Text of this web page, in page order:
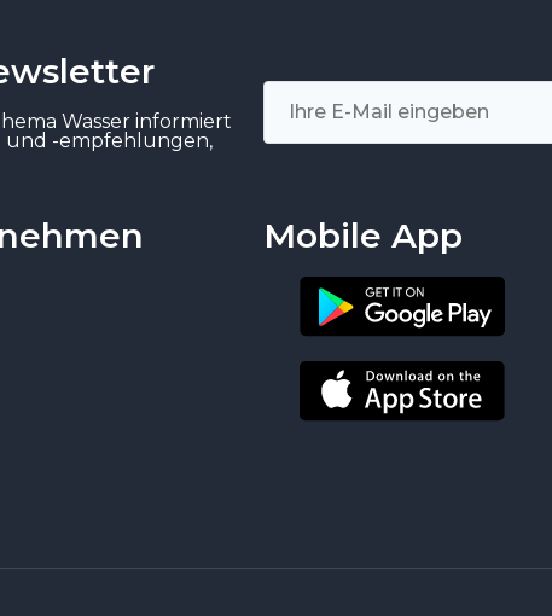
Wasser informiert
und -empfehlungen,
Mobile App